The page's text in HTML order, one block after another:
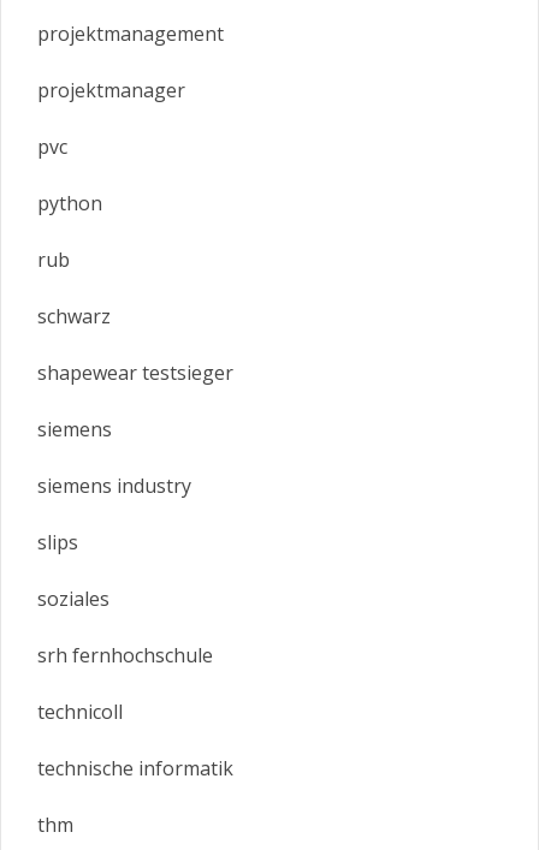
projektmanagement
projektmanager
pvc
python
rub
schwarz
shapewear testsieger
siemens
siemens industry
slips
soziales
srh fernhochschule
technicoll
technische informatik
thm